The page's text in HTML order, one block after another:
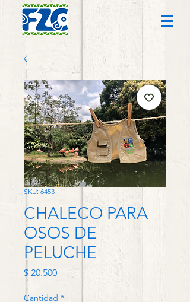
SKU: 6453
CHALECO PARA
OSOS DE
PELUCHE
$ 20.500Precio
Cantidad *